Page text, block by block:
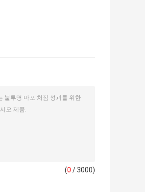
(0 / 3000)